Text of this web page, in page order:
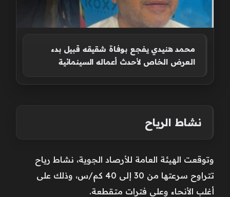
محمد هنيدي يفجع بوفاة شقيقه قبيل بدء
العرض الخاص لأحدث أعماله السينمائية
نشاط الرياح
وتوقعت الهيئة العامة للأرصاد الجوية، نشاط رياح
تتراوح سرعتها من 30 إلى 40 كم/س، وذلك على
أغلب الأنحاء وعلى فترات متقطعة.